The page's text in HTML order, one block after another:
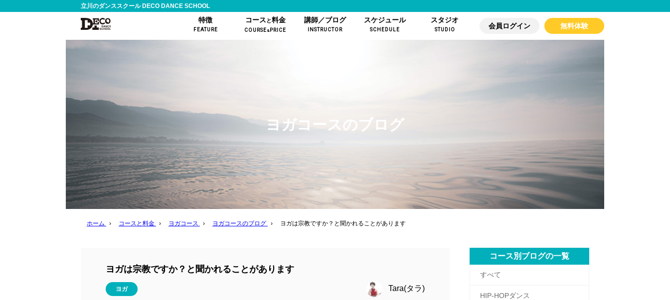
立川のダンススクール DECO DANCE SCHOOL
特徴
FEATURE
コース と料金
COURSE & PRICE
講師／ブログ
INSTRUCTOR
スケジュール
SCHEDULE
スタジオ
STUDIO 会員ログイン 無料体験
ヨガコースのブログ
ホーム › コースと料金 › ヨガコース › ヨガコースのブログ › ヨガは宗教ですか？と聞かれることがあります
ヨガは宗教ですか？と聞かれることがあります
ヨガ Tara(タラ)
コース別ブログの一覧
すべて
HIP-HOPダンス